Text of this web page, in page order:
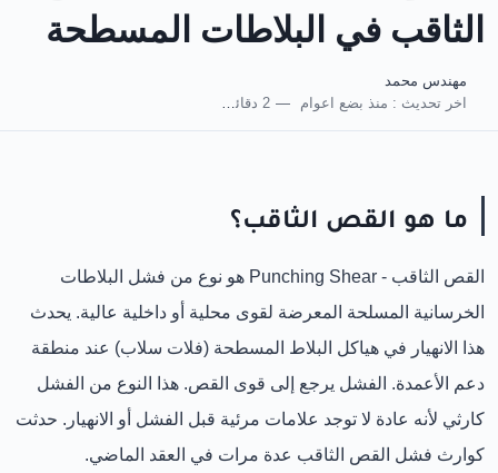
الثاقب في البلاطات المسطحة
مهندس محمد
اخر تحديث : منذ بضع اعوام 2 دقائق للقراءة
ما هو القص الثاقب؟
القص الثاقب - Punching Shear هو نوع من فشل البلاطات
الخرسانية المسلحة المعرضة لقوى محلية أو داخلية عالية. يحدث
هذا الانهيار في هياكل البلاط المسطحة (فلات سلاب) عند منطقة
دعم الأعمدة. الفشل يرجع إلى قوى القص. هذا النوع من الفشل
كارثي لأنه عادة لا توجد علامات مرئية قبل الفشل أو الانهيار. حدثت
كوارث فشل القص الثاقب عدة مرات في العقد الماضي.